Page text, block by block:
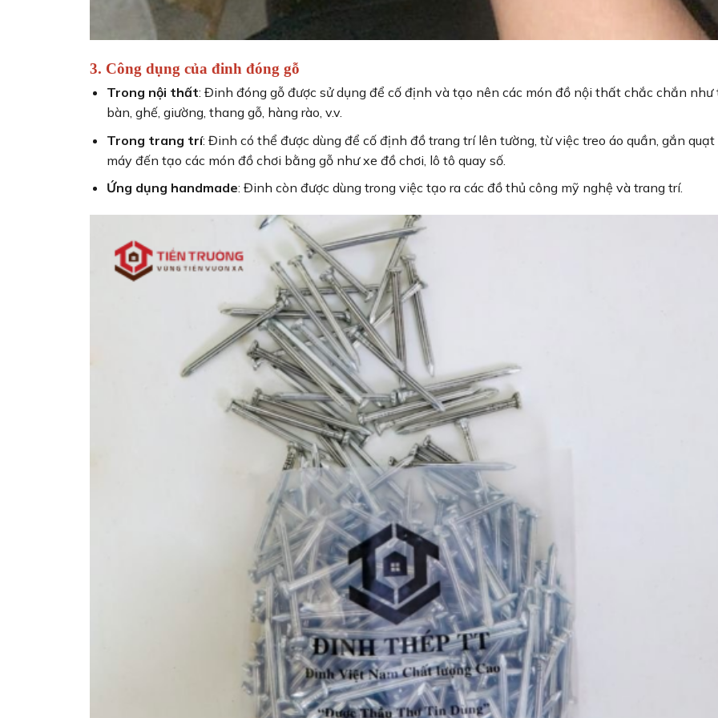
3. Công dụng của đinh đóng gỗ
Trong nội thất: Đinh đóng gỗ được sử dụng để cố định và tạo nên các món đồ nội thất chắc chắn như
bàn, ghế, giường, thang gỗ, hàng rào, v.v.
Trong trang trí: Đinh có thể được dùng để cố định đồ trang trí lên tường, từ việc treo áo quần, gắn quạt
máy đến tạo các món đồ chơi bằng gỗ như xe đồ chơi, lô tô quay số.
Ứng dụng handmade: Đinh còn được dùng trong việc tạo ra các đồ thủ công mỹ nghệ và trang trí.